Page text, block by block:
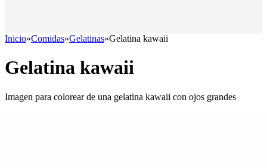
Inicio»Comidas»Gelatinas»Gelatina kawaii
Gelatina kawaii
Imagen para colorear de una gelatina kawaii con ojos grandes